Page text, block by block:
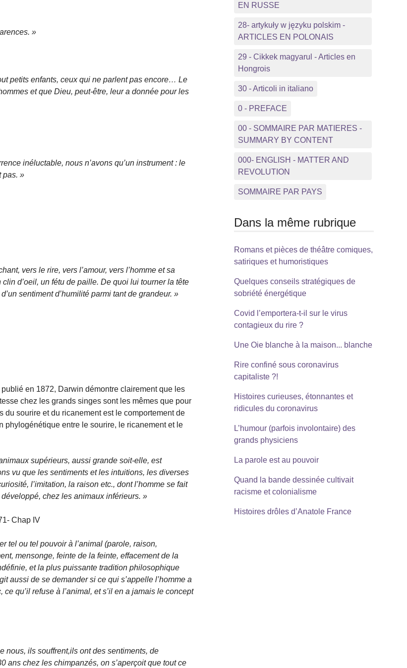
»
petits enfants, ceux qui ne parlent pas encore… Le
et que Dieu, peut-être, leur a donnée pour les
inéluctable, nous n’avons qu’un instrument : le
pas. »
vers le rire, vers l’amour, vers l’homme et sa
d’oeil, un fétu de paille. De quoi lui tourner la tête
sentiment d’humilité parmi tant de grandeur. »
en 1872, Darwin démontre clairement que les
chez les grands singes sont les mêmes que pour
du sourire et du ricanement est le comportement de
entre le sourire, le ricanement et le
supérieurs, aussi grande soit-elle, est
vu que les sentiments et les intuitions, les diverses
l’imitation, la raison etc., dont l’homme se fait
chez les animaux inférieurs. »
Chap IV
tel ou tel pouvoir à l’animal (parole, raison,
mensonge, feinte de la feinte, effacement de la
et la plus puissante tradition philosophique
aussi de se demander si ce qui s’appelle l’homme a
qu’il refuse à l’animal, et s’il en a jamais le concept
nous, ils souffrent,ils ont des sentiments, de
ans chez les chimpanzés, on s’aperçoit que tout ce
EN RUSSE
28- artykuły w języku polskim -
ARTICLES EN POLONAIS
29 - Cikkek magyarul - Articles en
Hongrois
30 - Articoli in italiano
0 - PREFACE
00 - SOMMAIRE PAR MATIERES -
SUMMARY BY CONTENT
000- ENGLISH - MATTER AND
REVOLUTION
SOMMAIRE PAR PAYS
Dans la même rubrique
Romans et pièces de théâtre comiques,
satiriques et humoristiques
Quelques conseils stratégiques de
sobriété énergétique
Covid l’emportera-t-il sur le virus
contagieux du rire ?
Une Oie blanche à la maison... blanche
Rire confiné sous coronavirus
capitaliste ?!
Histoires curieuses, étonnantes et
ridicules du coronavirus
L’humour (parfois involontaire) des
grands physiciens
La parole est au pouvoir
Quand la bande dessinée cultivait
racisme et colonialisme
Histoires drôles d’Anatole France